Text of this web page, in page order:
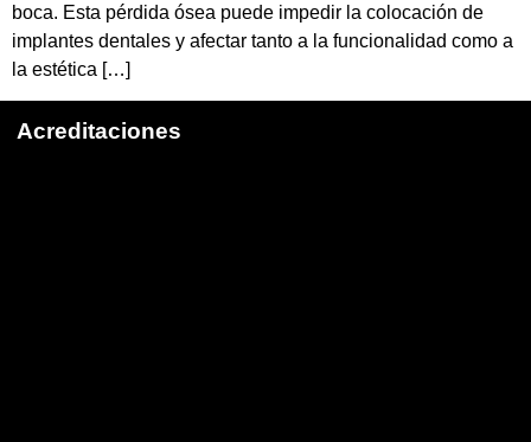
boca. Esta pérdida ósea puede impedir la colocación de
implantes dentales y afectar tanto a la funcionalidad como a
la estética […]
Acreditaciones